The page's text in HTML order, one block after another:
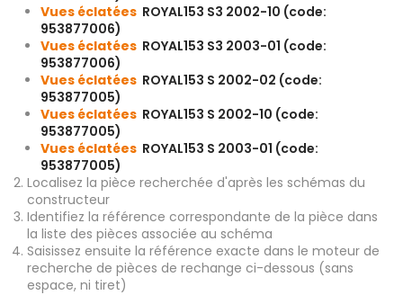
Vues éclatées ROYAL153 S3 2002-10 (code:
953877006)
Vues éclatées ROYAL153 S3 2003-01 (code:
953877006)
Vues éclatées ROYAL153 S 2002-02 (code:
953877005)
Vues éclatées ROYAL153 S 2002-10 (code:
953877005)
Vues éclatées ROYAL153 S 2003-01 (code:
953877005)
Localisez la pièce recherchée d'après les schémas du
constructeur
Identifiez la référence correspondante de la pièce dans
la liste des pièces associée au schéma
Saisissez ensuite la référence exacte dans le moteur de
recherche de pièces de rechange ci-dessous (sans
espace, ni tiret)